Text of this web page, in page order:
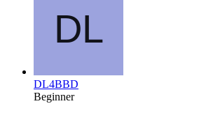
DL4BBD
Beginner